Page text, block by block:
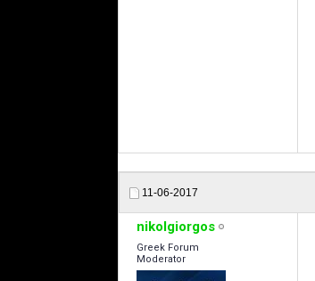
11-06-2017
nikolgiorgos
Greek Forum
Moderator